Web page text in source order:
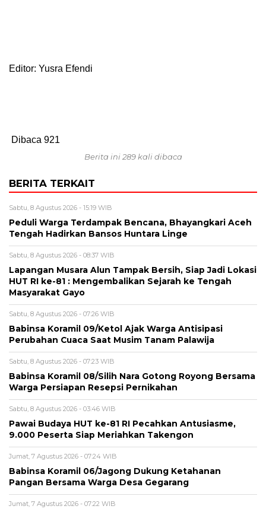
Editor: Yusra Efendi
Dibaca 921
Berita ini 289 kali dibaca
BERITA TERKAIT
Sabtu, 8 Agustus 2026 - 15:19 WIB
Peduli Warga Terdampak Bencana, Bhayangkari Aceh
Tengah Hadirkan Bansos Huntara Linge
Sabtu, 8 Agustus 2026 - 08:37 WIB
Lapangan Musara Alun Tampak Bersih, Siap Jadi Lokasi
HUT RI ke-81 : Mengembalikan Sejarah ke Tengah
Masyarakat Gayo
Sabtu, 8 Agustus 2026 - 07:26 WIB
‎Babinsa Koramil 09/Ketol Ajak Warga Antisipasi
Perubahan Cuaca Saat Musim Tanam Palawija
Sabtu, 8 Agustus 2026 - 07:23 WIB
‎Babinsa Koramil 08/Silih Nara Gotong Royong Bersama
Warga Persiapan Resepsi Pernikahan
Sabtu, 8 Agustus 2026 - 03:46 WIB
Pawai Budaya HUT ke-81 RI Pecahkan Antusiasme,
9.000 Peserta Siap Meriahkan Takengon
Jumat, 7 Agustus 2026 - 07:24 WIB
‎Babinsa Koramil 06/Jagong Dukung Ketahanan
Pangan Bersama Warga Desa Gegarang
Jumat, 7 Agustus 2026 - 07:22 WIB